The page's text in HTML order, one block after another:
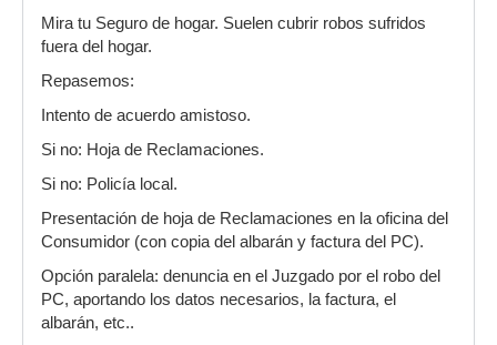
Mira tu Seguro de hogar. Suelen cubrir robos sufridos
fuera del hogar.
Repasemos:
Intento de acuerdo amistoso.
Si no: Hoja de Reclamaciones.
Si no: Policía local.
Presentación de hoja de Reclamaciones en la oficina del
Consumidor (con copia del albarán y factura del PC).
Opción paralela: denuncia en el Juzgado por el robo del
PC, aportando los datos necesarios, la factura, el
albarán, etc..